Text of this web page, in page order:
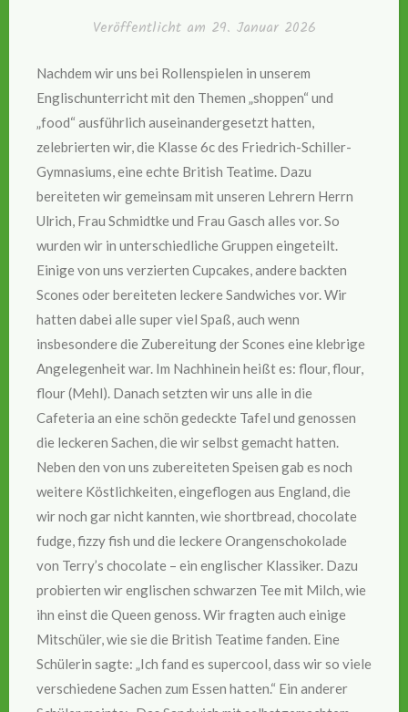
Veröffentlicht am 29. Januar 2026
Nachdem wir uns bei Rollenspielen in unserem
Englischunterricht mit den Themen „shoppen“ und
„food“ ausführlich auseinandergesetzt hatten,
zelebrierten wir, die Klasse 6c des Friedrich-Schiller-
Gymnasiums, eine echte British Teatime. Dazu
bereiteten wir gemeinsam mit unseren Lehrern Herrn
Ulrich, Frau Schmidtke und Frau Gasch alles vor. So
wurden wir in unterschiedliche Gruppen eingeteilt.
Einige von uns verzierten Cupcakes, andere backten
Scones oder bereiteten leckere Sandwiches vor. Wir
hatten dabei alle super viel Spaß, auch wenn
insbesondere die Zubereitung der Scones eine klebrige
Angelegenheit war. Im Nachhinein heißt es: flour, flour,
flour (Mehl). Danach setzten wir uns alle in die
Cafeteria an eine schön gedeckte Tafel und genossen
die leckeren Sachen, die wir selbst gemacht hatten.
Neben den von uns zubereiteten Speisen gab es noch
weitere Köstlichkeiten, eingeflogen aus England, die
wir noch gar nicht kannten, wie shortbread, chocolate
fudge, fizzy fish und die leckere Orangenschokolade
von Terry’s chocolate – ein englischer Klassiker. Dazu
probierten wir englischen schwarzen Tee mit Milch, wie
ihn einst die Queen genoss. Wir fragten auch einige
Mitschüler, wie sie die British Teatime fanden. Eine
Schülerin sagte: „Ich fand es supercool, dass wir so viele
verschiedene Sachen zum Essen hatten.“ Ein anderer